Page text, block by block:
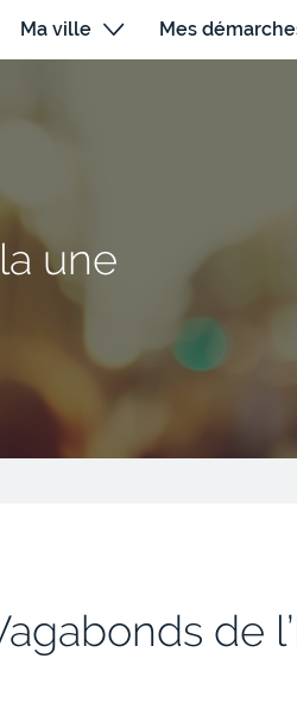
Ma ville Mes
une
de